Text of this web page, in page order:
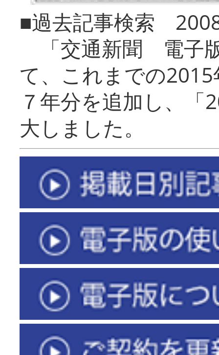
■過去記事検索
「交通新聞 電子
て、これまでの
７年分を追加し、「
大しまし